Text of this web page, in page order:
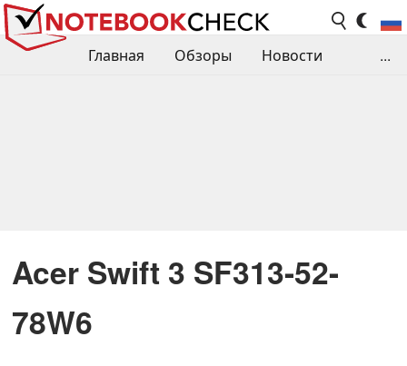
Главная Обзоры
Новости
...
Acer Swift 3 SF313-52-
78W6